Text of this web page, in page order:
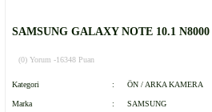
SAMSUNG GALAXY NOTE 10.1
(0) Yorum -16348 Puan
Kategori ÖN / ARKA KAMERA
Marka SAMSUNG